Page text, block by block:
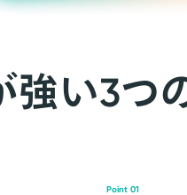
強い3つ
Point 01